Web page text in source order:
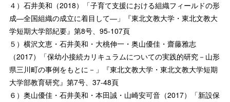
４）石井美和（2018）「子育て支援における組織フィールドの形
成―全国組織の成立に着目して―」『東北文教大学・東北文教大
学短期大学部紀要』第8号、95-107頁
５）横沢文恵・石井美和・大桃伸一・奥山優佳・齋藤雅志
（2017）「保幼小接続カリキュラムについての実践的研究－山形
県三川町の事例をもとに－」『東北文教大学・東北文教大学短期
大学部教育研究』第7号、37-48頁
６）奥山優佳・石井美和・本田誠・山崎安可音（2017）「新設保